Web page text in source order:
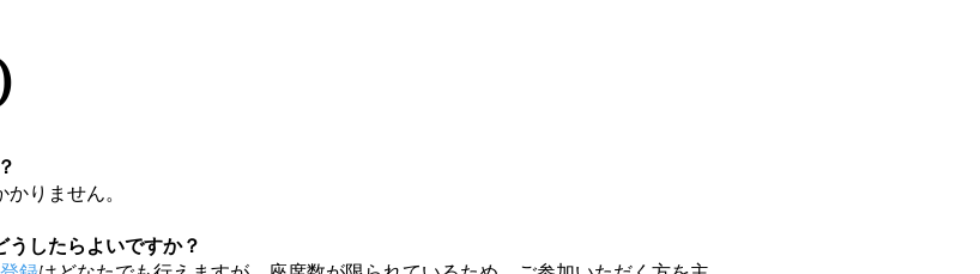
りません。
したらよいですか？